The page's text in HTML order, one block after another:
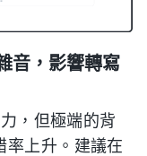
音，影響轉寫
，但極端的背
率上升。建議在